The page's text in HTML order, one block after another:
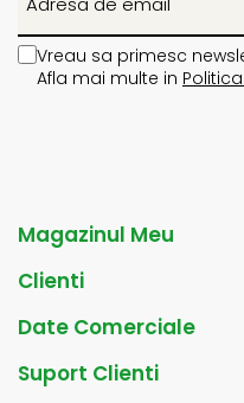
Vreau sa primesc
Afla mai multe in
Magazinul Meu
Clienti
Date Comerciale
Suport Clienti